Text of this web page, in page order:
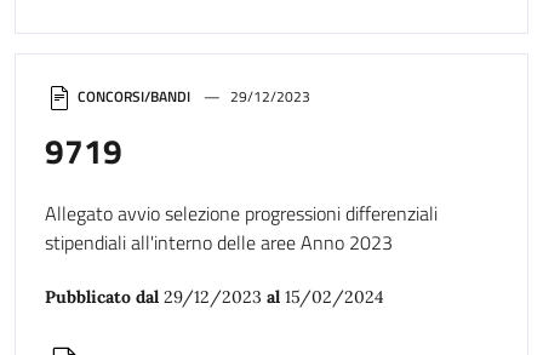
CONCORSI/BANDI 29/12/2023
9719
Allegato avvio selezione progressioni differenziali
stipendiali all'interno delle aree Anno 2023
Pubblicato dal 29/12/2023 al 15/02/2024